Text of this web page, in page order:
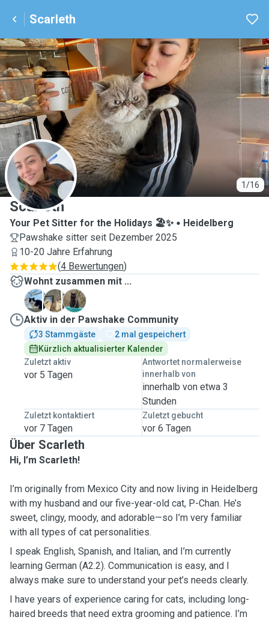
Scarleth
1/16
S
Scarleth
Your Pet Sitter for the Holidays 🏖️✨
Heidelberg
Pawshake sitter seit Dezember 2025
10-20 Jahre Erfahrung
(4 Bewertungen)
Wohnt zusammen mit ...
L
P
T
Aktiv in der Pawshake Community
3 Stammgäste
2 mal gespeichert
Kürzlich aktualisierter Kalender
Zuletzt aktiv
vor 5 Tagen
Antwortet normalerweise
innerhalb von
innerhalb von etwa 3
Stunden
Zuletzt kontaktiert
vor 7 Tagen
Zuletzt gebucht
vor 6 Tagen
Über Scarleth
Hi, I’m Scarleth!
I’m originally from Mexico City and now living in Heidelberg
with my husband and our five-year-old cat, P-Chan. He’s
sweet, clingy, moody, and adorable—so I’m very familiar
with all types of cat personalities.
I speak English, Spanish, and Italian, and I’m currently
learning German (A2.2). Communication is easy, and I
always make sure to understand your pet’s needs clearly.
I have years of experience caring for cats, including long-
haired breeds that need extra grooming and patience. I’m